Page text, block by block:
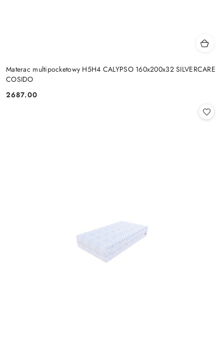
Materac multipocketowy H5H4 CALYPSO 160x200x32 SILVERCARE
COSIDO
Cena:
2687.00